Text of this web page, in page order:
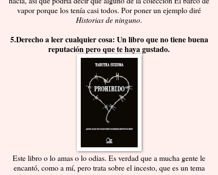
vapor porque los tenía casi todos. Por poner un ejemplo diré
Historias de ninguno.
5.Derecho a leer cualquier cosa: Un libro que no tiene buena
reputación pero que te haya gustado.
Este libro o lo amas o lo odias. Es verdad que a mucha gente le
encantó, como a mí, pero trata sobre el incesto, que es un tema